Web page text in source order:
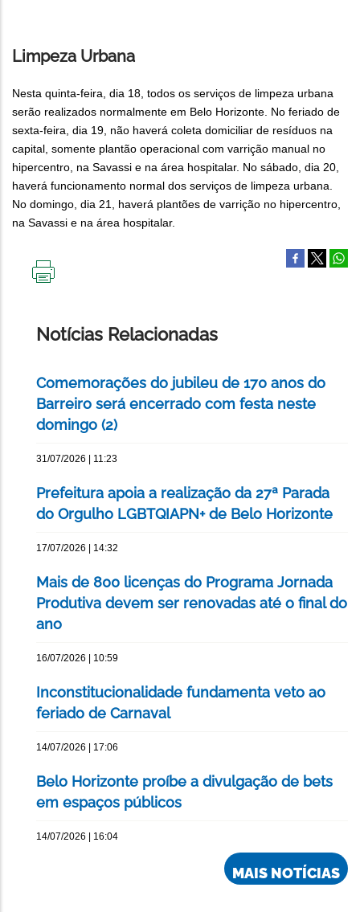
Limpeza Urbana
Nesta quinta-feira, dia 18, todos os serviços de limpeza urbana
serão realizados normalmente em Belo Horizonte. No feriado de
sexta-feira, dia 19, não haverá coleta domiciliar de resíduos na
capital, somente plantão operacional com varrição manual no
hipercentro, na Savassi e na área hospitalar. No sábado, dia 20,
haverá funcionamento normal dos serviços de limpeza urbana.
No domingo, dia 21, haverá plantões de varrição no hipercentro,
na Savassi e na área hospitalar.
Notícias Relacionadas
Comemorações do jubileu de 170 anos do
Barreiro será encerrado com festa neste
domingo (2)
31/07/2026 | 11:23
Prefeitura apoia a realização da 27ª Parada
do Orgulho LGBTQIAPN+ de Belo Horizonte
17/07/2026 | 14:32
Mais de 800 licenças do Programa Jornada
Produtiva devem ser renovadas até o final do
ano
16/07/2026 | 10:59
Inconstitucionalidade fundamenta veto ao
feriado de Carnaval
14/07/2026 | 17:06
Belo Horizonte proíbe a divulgação de bets
em espaços públicos
14/07/2026 | 16:04
MAIS NOTÍCIAS